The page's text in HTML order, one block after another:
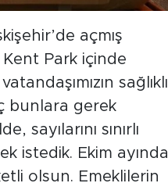
açmış
Kent Park içinde
sağlıklı
bunlara gerek
sayılarını sınırlı
istedik. Ekim ayında
olsun. Emeklilerin